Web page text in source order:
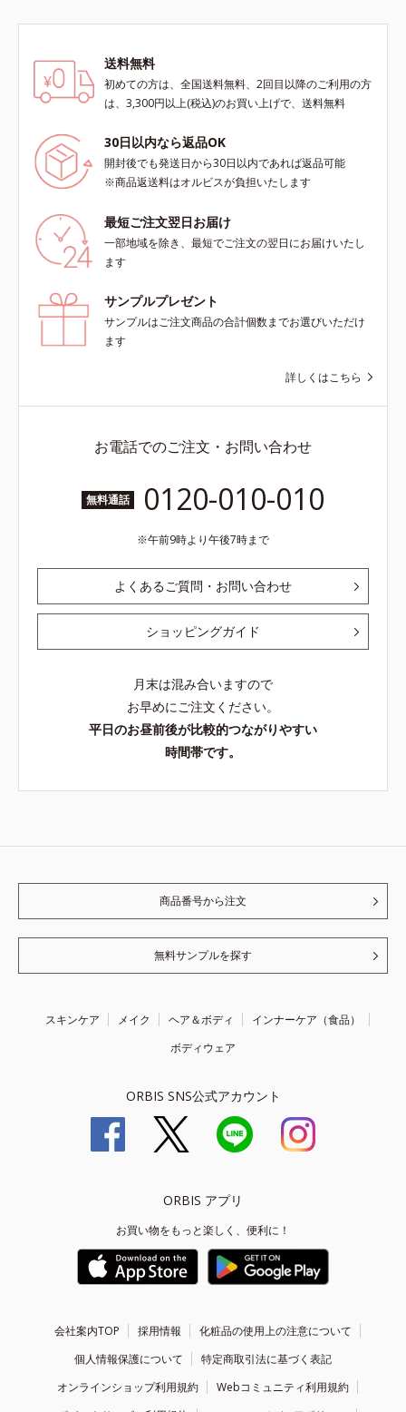
送料無料
初めての方は、全国送料無料、2回目以降のご利用の方
は、3,300円以上(税込)のお買い上げで、送料無料
30日以内なら返品OK
開封後でも発送日から30日以内であれば返品可能
※商品返送料はオルビスが負担いたします
最短ご注文翌日お届け
一部地域を除き、最短でご注文の翌日にお届けいたし
ます
サンプルプレゼント
サンプルはご注文商品の合計個数までお選びいただけ
ます
詳しくはこちら
お電話でのご注文・お問い合わせ
無料通話 0120-010-010
午前9時より午後7時まで
よくあるご質問・お問い合わせ
ショッピングガイド
月末は混み合いますので
お早めにご注文ください。
平日のお昼前後が比較的つながりやすい
時間帯です。
商品番号から注文
無料サンプルを探す
スキンケア メイク ヘア＆ボディ
インナーケア（食品）
ボディウェア
ORBIS SNS公式アカウント
ORBIS アプリ
お買い物をもっと楽しく、便利に！
会社案内TOP 採用情報
化粧品の使用上の注意について
個人情報保護について
特定商取引法に基づく表記
オンラインショップ利用規約
Webコミュニティ利用規約